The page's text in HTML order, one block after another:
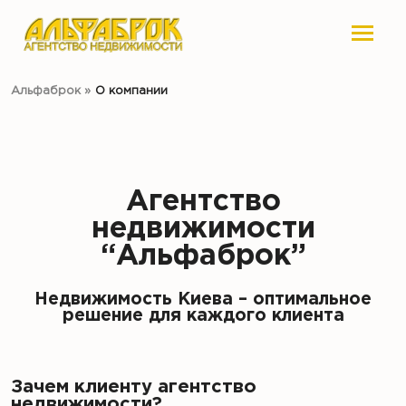
Альфаброк » О компании
Агентство
недвижимости
“Альфаброк”
Недвижимость Киева – оптимальное
решение для каждого клиента
Зачем клиенту агентство